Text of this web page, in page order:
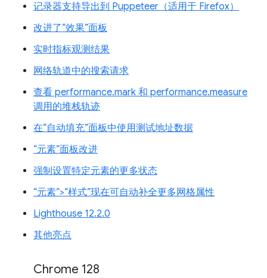
记录器支持导出到 Puppeteer（适用于 Firefox）
改进了“效果”面板
实时指标观测结果
网络轨道中的搜索请求
查看 performance.mark 和 performance.measure
调用的堆栈轨迹
在“自动填充”面板中使用测试地址数据
“元素”面板改进
强制设置特定元素的更多状态
“元素”>“样式”现在可自动补全更多网格属性
Lighthouse 12.2.0
其他亮点
Chrome 128